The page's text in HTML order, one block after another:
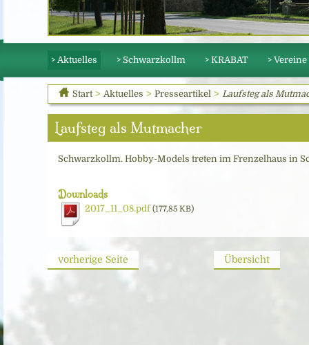
> Aktuelles > Schwarzkollm > KRABAT >
Start> Aktuelles > Presseartikel > Laufsteg als
Laufsteg als Mutmacher
Schwarzkollm. Hobby-Models treten im Frenzelhaus in
Downloads
2017_11_08.pdf (177,85 KB)
vorherige Seite Übersicht